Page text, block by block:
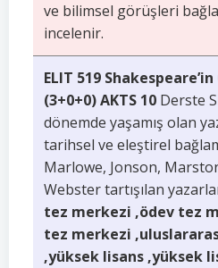
ve bilimsel görüşleri
incelenir.
ELIT 519
(3+0+0) AKTS 10 Derste
dönemde yaşamış olan
tarihsel ve eleştirel
Marlowe, Jonson,
Webster tartışılan
tez merkezi ,ödev tez
tez merkezi
,yüksek lisans ,yüksek